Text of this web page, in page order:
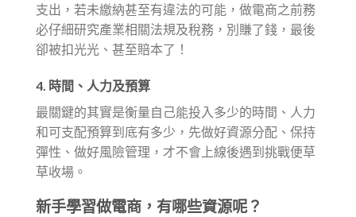
支出，若未繳納甚至有違法的可能，做電商之前務
必仔細研究產業相關法規及稅務，別賺了錢，最後
卻被扣光光、甚至賠本了！
4. 時間、人力及預算
最關鍵的其實是衡量自己能投入多少的時間、人力
和可支配預算到底有多少，先做好資源分配、保持
彈性、做好風險管理，才不會上線後遇到挑戰便草
草收場。
新手學習做電商，有哪些資源呢？